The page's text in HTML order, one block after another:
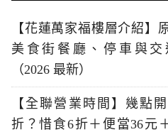
【花蓮萬家福樓層介紹】
美食街餐廳、停車與交
（2026 最新）
【全聯營業時間】幾點
折？惜食6折＋便當36元